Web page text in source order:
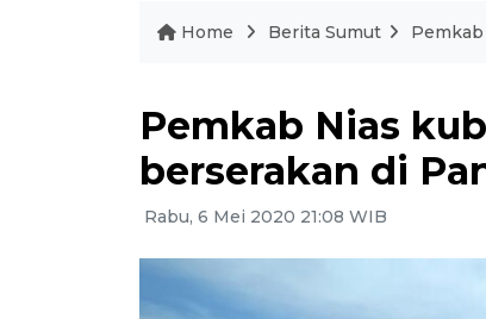
Home Berita Sumut
Pemkab Nias
berserakan di
Rabu, 6 Mei 2020 21:08 WIB